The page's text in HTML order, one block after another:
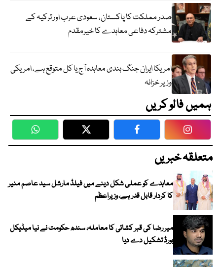
صدر مملکت کا پاکستان، سعودی عرب اور ترکیہ کے
مشترکہ دفاعی معاہدے کا خیرمقدم
امریکا ایران جنگ بندی معاہدہ آج یا کل متوقع ہے، امریکی
وزیر خزانہ
ہمیں فالو کریں
WhatsApp Twitter Facebook
متعلقہ خبریں
معاہدے کو عملی شکل دینے میں فیلڈ مارشل سید عاصم منیر
کا کردار قابل قدر ہے، وزیراعظم
میر رضا کی قبر کشائی کا معاملہ، سندھ حکومت نے نیا میڈیکل
بورڈ تشکیل دے دیا